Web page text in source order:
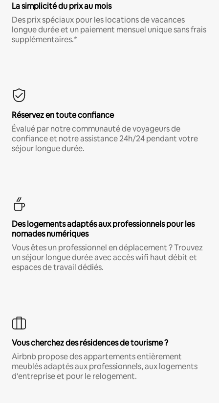
La simplicité du prix au mois
Des prix spéciaux pour les locations de vacances
longue durée et un paiement mensuel unique sans frais
supplémentaires.*
Réservez en toute confiance
Évalué par notre communauté de voyageurs de
confiance et notre assistance 24h/24 pendant votre
séjour longue durée.
Des logements adaptés aux professionnels pour les
nomades numériques
Vous êtes un professionnel en déplacement ? Trouvez
un séjour longue durée avec accès wifi haut débit et
espaces de travail dédiés.
Vous cherchez des résidences de tourisme ?
Airbnb propose des appartements entièrement
meublés adaptés aux professionnels, aux logements
d'entreprise et pour le relogement.